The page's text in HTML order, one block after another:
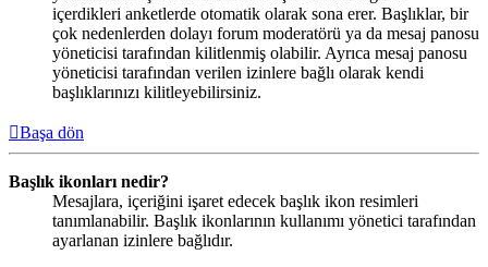
içerdikleri anketlerde otomatik olarak sona erer. Başlıklar, bir
çok nedenlerden dolayı forum moderatörü ya da mesaj panosu
yöneticisi tarafından kilitlenmiş olabilir. Ayrıca mesaj panosu
yöneticisi tarafından verilen izinlere bağlı olarak kendi
başlıklarınızı kilitleyebilirsiniz.
Başa dön
Başlık ikonları nedir?
Mesajlara, içeriğini işaret edecek başlık ikon resimleri
tanımlanabilir. Başlık ikonlarının kullanımı yönetici tarafından
ayarlanan izinlere bağlıdır.